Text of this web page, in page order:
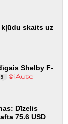
kļūdu skaits uz
Shelby F-
9
Dīzelis
75.6 USD